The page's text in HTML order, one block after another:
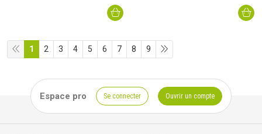
1 2 3 4 5 6 7 8 9
Espace pro Se connecter Ouvrir un compte